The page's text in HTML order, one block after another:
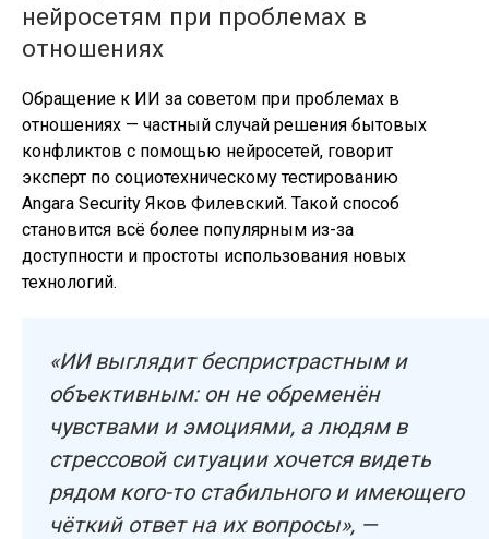
нейросетям при проблемах в
отношениях
Обращение к ИИ за советом при проблемах в
отношениях — частный случай решения бытовых
конфликтов с помощью нейросетей, говорит
эксперт по социотехническому тестированию
Angara Security Яков Филевский. Такой способ
становится всё более популярным из-за
доступности и простоты использования новых
технологий.
«ИИ выглядит беспристрастным и
объективным: он не обременён
чувствами и эмоциями, а людям в
стрессовой ситуации хочется видеть
рядом кого-то стабильного и имеющего
чёткий ответ на их вопросы», —